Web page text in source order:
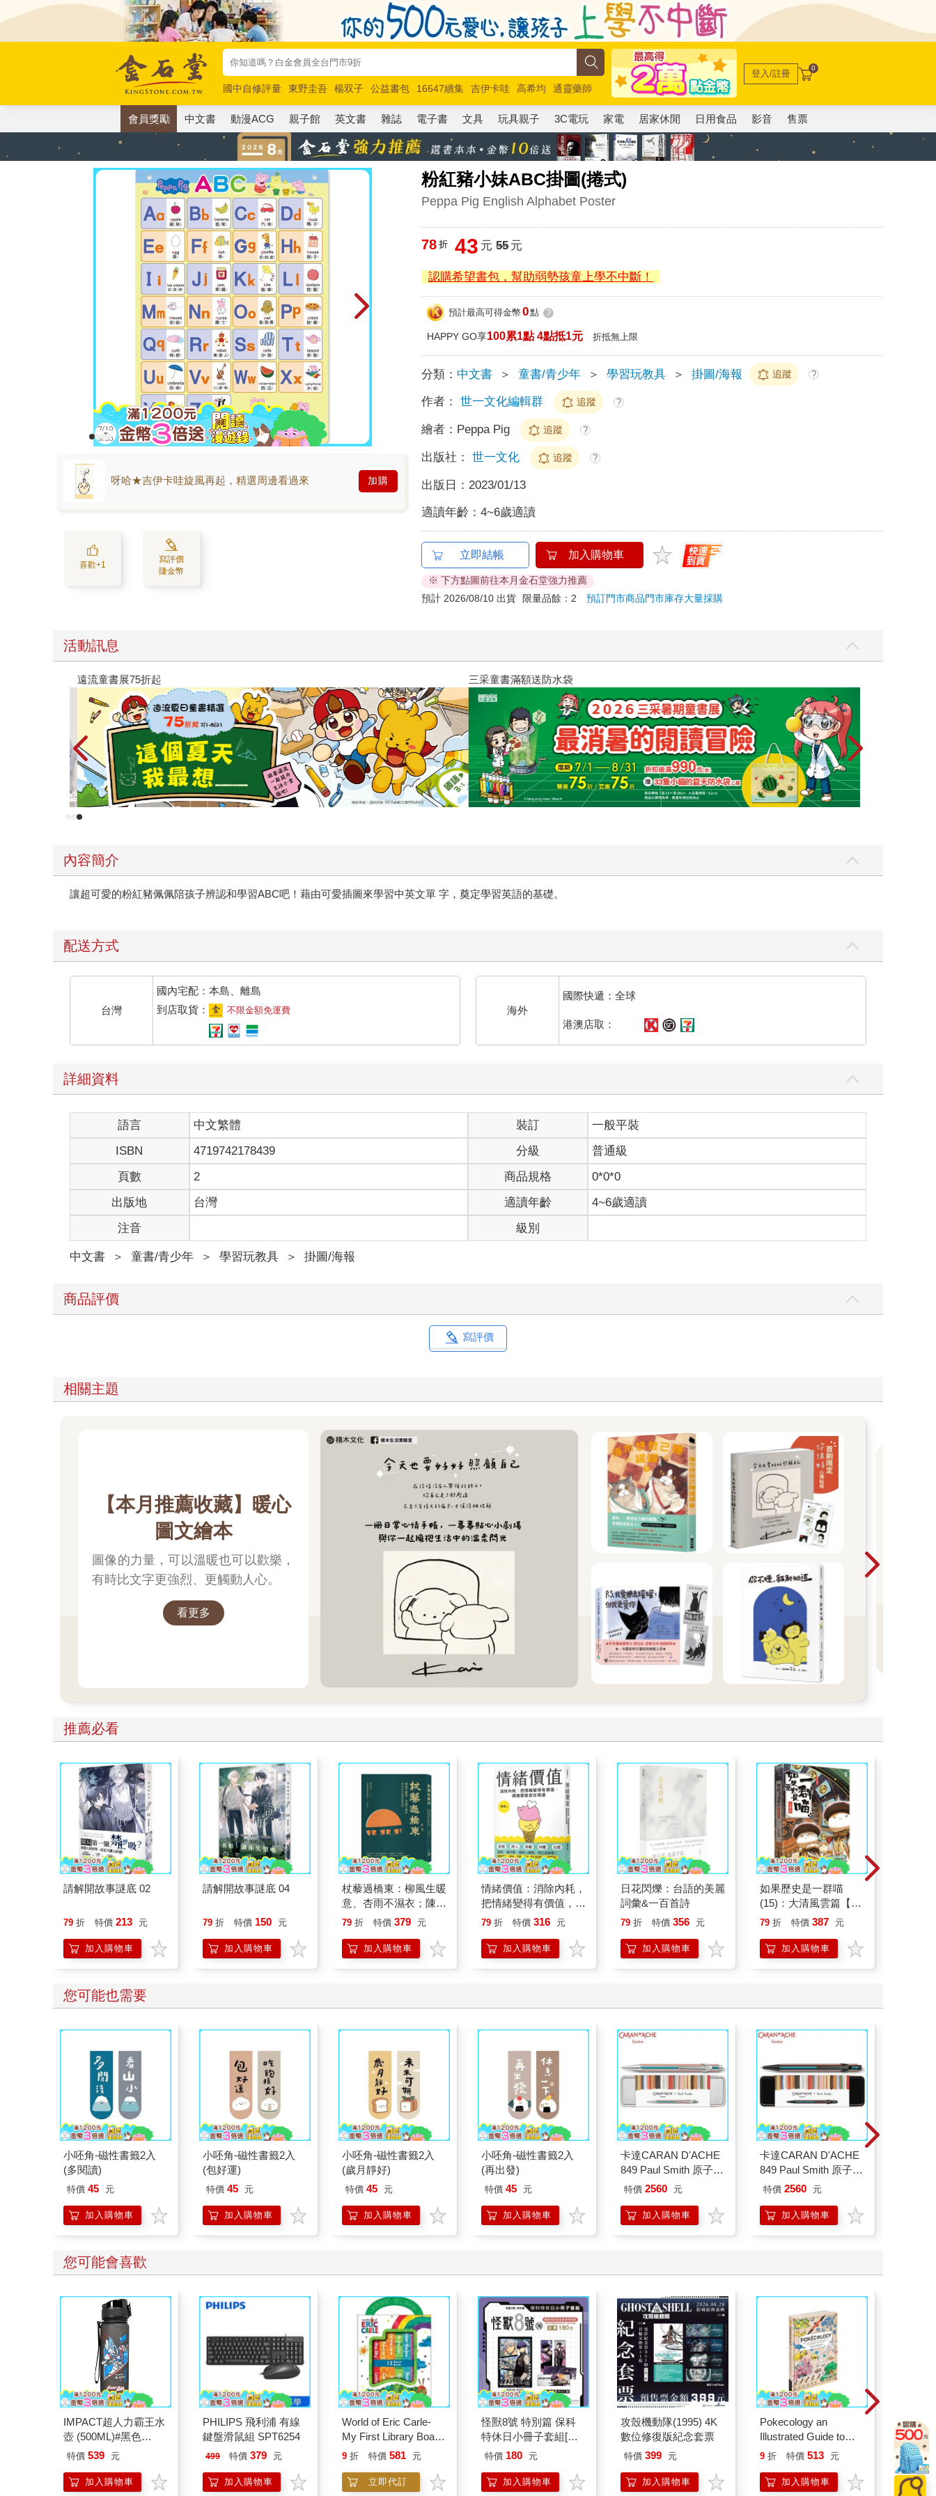
國中自修評量 東野圭吾 楊双子 公益書包 16647續集 吉伊卡哇 高希均
通靈藥師
唯紅花綻放
奧德賽 路邊攤新作 馬斯克 玩具總動員5 超慢跑
登入/註冊 0
會員獎勵 中文書 動漫ACG 親子館 英文書 雜誌 電子書 文具 玩具親子 3C電玩 家電 居家休閒 日用食品 影音 售票
粉紅豬小妹ABC掛圖(捲式)
Peppa Pig English Alphabet Poster
呀哈★吉伊卡哇旋風再起，精選周邊看過來 加購
喜歡+1
寫評價
賺金幣
78 折 43 元 55元
認購希望書包，幫助弱勢孩童上學不中斷！
預計最高可得金幣 0點 ?
HAPPY GO享100累1點 4點抵1元 折抵無上限
分類： 中文書 ＞ 童書/青少年 ＞ 學習玩教具 ＞ 掛圖/海報 追蹤 ?
作者： 世一文化編輯群 追蹤 ?
繪者： Peppa Pig 追蹤 ?
出版社： 世一文化 追蹤 ?
出版日： 2023/01/13
適讀年齡：4~6歲適讀
立即結帳 加入購物車
※ 下方點圖前往本月金石堂強力推薦
預計 2026/08/10 出貨
限量品餘：2預訂門市商品門市庫存大量採購
活動訊息
遠流童書展75折起 三采童書滿額送防水袋
內容簡介
讓超可愛的粉紅豬佩佩陪孩子辨認和學習ABC吧！藉由可愛插圖來學習中英文單 字，奠定學習英語的基礎。
配送方式
台灣
國內宅配：本島、離島
到店取貨：
不限金額免運費 海外
國際快遞：全球
港澳店取：
詳細資料
語言 中文繁體 裝訂
一般平裝
ISBN
4719742178439 分級
普通級
頁數
2 商品規格
0*0*0
出版地
台灣 適讀年齡
4~6歲適讀
注音
級別
中文書 ＞ 童書/青少年 ＞ 學習玩教具 ＞ 掛圖/海報
商品評價
寫評價
相關主題
【本月推薦收藏】暖心
圖文繪本
圖像的力量，可以溫暖也可以歡樂，
有時比文字更強烈、更觸動人心。
看更多
推薦必看
請解開故事謎底 02
79 折 特價 213 元
加入購物車
請解開故事謎底 04
79 折 特價 150 元
加入購物車
杖藜過橋東：柳風生暖
意、杏雨不濕衣；陳亮
恭談以心轉境的適齡漫
79 折 特價 379 元
加入購物車
情緒價值：消除內耗，
把情緒變得有價值，跟
誰都能自在相處
79 折 特價 316 元
加入購物車
日花閃爍：台語的美麗
詞彙&一百首詩
79 折 特價 356 元
加入購物車
如果歷史是一群喵
(15)：大清風雲篇【萌
貓漫畫學歷史】
79 折 特價 387 元
加入購物車
您可能也需要
小呸角-磁性書籤2入
(多閱讀)
特價 45 元
加入購物車
小呸角-磁性書籤2入
(包好運)
特價 45 元
加入購物車
小呸角-磁性書籤2入
(歲月靜好)
特價 45 元
加入購物車
小呸角-磁性書籤2入
(再出發)
特價 45 元
加入購物車
卡達CARAN D'ACHE
849 Paul Smith 原子筆
ED.5 條紋銀
特價 2560 元
加入購物車
卡達CARAN D'ACHE
849 Paul Smith 原子筆
ED.5 條紋黑
特價 2560 元
加入購物車
您可能會喜歡
IMPACT超人力霸王水
壺 (500ML)#黑色
IMUTB01BK
特價 539 元
加入購物車
PHILIPS 飛利浦 有線
鍵盤滑鼠組 SPT6254
499 特價 379 元
加入購物車
World of Eric Carle-
My First Library Board
Book Block Set
9 折 特價 581 元
立即代訂
怪獸8號 特別篇 保科
特休日小冊子套組[限
加購]
特價 180 元
加入購物車
攻殼機動隊(1995) 4K
數位修復版紀念套票
特價 399 元
加入購物車
Pokecology an
Illustrated Guide to
Pokemon Ecology
Press)
9 折 特價 513 元
加入購物車
2026第
組／文
51 折
加